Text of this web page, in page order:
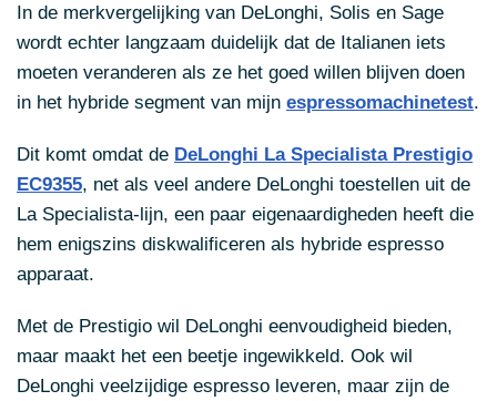
In de merkvergelijking van DeLonghi, Solis en Sage
wordt echter langzaam duidelijk dat de Italianen iets
moeten veranderen als ze het goed willen blijven doen
in het hybride segment van mijn espressomachinetest.
Dit komt omdat de DeLonghi La Specialista Prestigio
EC9355, net als veel andere DeLonghi toestellen uit de
La Specialista-lijn, een paar eigenaardigheden heeft die
hem enigszins diskwalificeren als hybride espresso
apparaat.
Met de Prestigio wil DeLonghi eenvoudigheid bieden,
maar maakt het een beetje ingewikkeld. Ook wil
DeLonghi veelzijdige espresso leveren, maar zijn de